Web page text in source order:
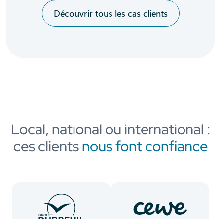
Découvrir tous les cas clients
Local, national ou international :
ces clientsnous font confiance